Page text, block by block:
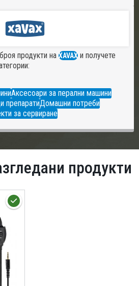
броя продукти на XAVAX и получете
Аксесоари за перални машини
препаратиДомашни потреби
за сервиране
продукти